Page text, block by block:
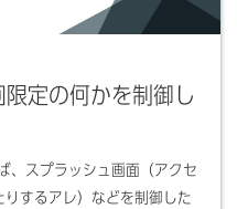
定の何かを制御し
、スプラッシュ画面（アクセ
するアレ）などを制御した